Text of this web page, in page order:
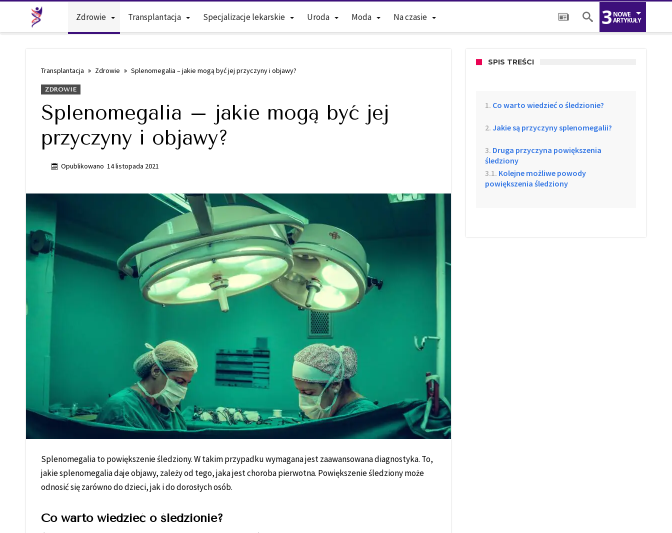
Zdrowie Transplantacja Specjalizacje lekarskie Uroda Moda Na czasie 3 NOWE
ARTYKUŁY
Transplantacja Zdrowie Splenomegalia – jakie mogą być jej przyczyny i objawy?
ZDROWIE
Splenomegalia – jakie mogą być jej
przyczyny i objawy?
Opublikowano 14 listopada 2021
Splenomegalia to powiększenie śledziony. W takim przypadku wymagana jest zaawansowana diagnostyka. To,
jakie splenomegalia daje objawy, zależy od tego, jaka jest choroba pierwotna. Powiększenie śledziony może
odnosić się zarówno do dzieci, jak i do dorosłych osób.
Co warto wiedzieć o śledzionie?
SPIS TREŚCI
Co warto wiedzieć o śledzionie?
Jakie są przyczyny splenomegalii?
Druga przyczyna powiększenia
śledziony
Kolejne możliwe powody
powiększenia śledziony